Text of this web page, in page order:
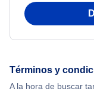
Términos y
A la hora de buscar